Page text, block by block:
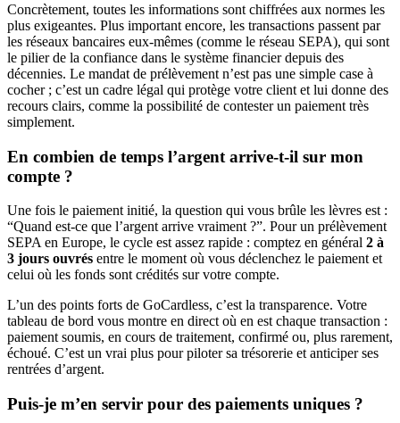
Concrètement, toutes les informations sont chiffrées aux normes les
plus exigeantes. Plus important encore, les transactions passent par
les réseaux bancaires eux-mêmes (comme le réseau SEPA), qui sont
le pilier de la confiance dans le système financier depuis des
décennies. Le mandat de prélèvement n’est pas une simple case à
cocher ; c’est un cadre légal qui protège votre client et lui donne des
recours clairs, comme la possibilité de contester un paiement très
simplement.
En combien de temps l’argent arrive-t-il sur mon
compte ?
Une fois le paiement initié, la question qui vous brûle les lèvres est :
“Quand est-ce que l’argent arrive vraiment ?”. Pour un prélèvement
SEPA en Europe, le cycle est assez rapide : comptez en général 2 à
3 jours ouvrés entre le moment où vous déclenchez le paiement et
celui où les fonds sont crédités sur votre compte.
L’un des points forts de GoCardless, c’est la transparence. Votre
tableau de bord vous montre en direct où en est chaque transaction :
paiement soumis, en cours de traitement, confirmé ou, plus rarement,
échoué. C’est un vrai plus pour piloter sa trésorerie et anticiper ses
rentrées d’argent.
Puis-je m’en servir pour des paiements uniques ?